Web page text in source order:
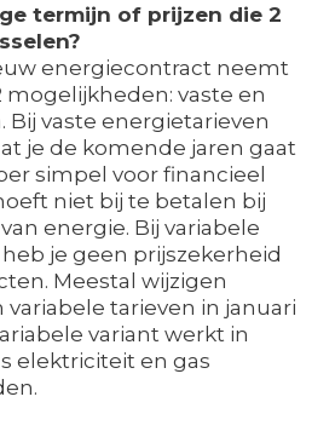
termijn of prijzen die 2
energiecontract neemt
mogelijkheden: vaste en
Bij vaste energietarieven
je de komende jaren gaat
simpel voor financieel
niet bij te betalen bij
energie. Bij variabele
je geen prijszekerheid
Meestal wijzigen
variabele tarieven in januari
variant werkt in
elektriciteit en gas